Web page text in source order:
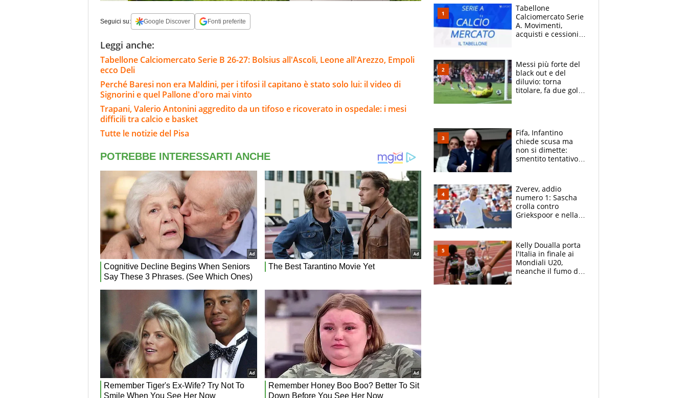
Seguici su: Google Discover Fonti preferite
Leggi anche:
Tabellone Calciomercato Serie B 26-27: Bolsius all'Ascoli, Leone all'Arezzo, Empoli
ecco Deli
Perché Baresi non era Maldini, per i tifosi il capitano è stato solo lui: il video di
Signorini e quel Pallone d'oro mai vinto
Trapani, Valerio Antonini aggredito da un tifoso e ricoverato in ospedale: i mesi
difficili tra calcio e basket
Tutte le notizie del Pisa
Tabellone
Calciomercato Serie
A. Movimenti,
acquisti e cessioni:
Messi più forte del
black out e del
diluvio: torna
titolare, fa due gol e
Fifa, Infantino
chiede scusa ma
non si dimette:
smentito tentativo di
Zverev, addio
numero 1: Sascha
crolla contro
Griekspoor e nella
terzo. Quanti malori
a Montreal
Kelly Doualla porta
l'Italia in finale ai
Mondiali U20,
neanche il fumo di